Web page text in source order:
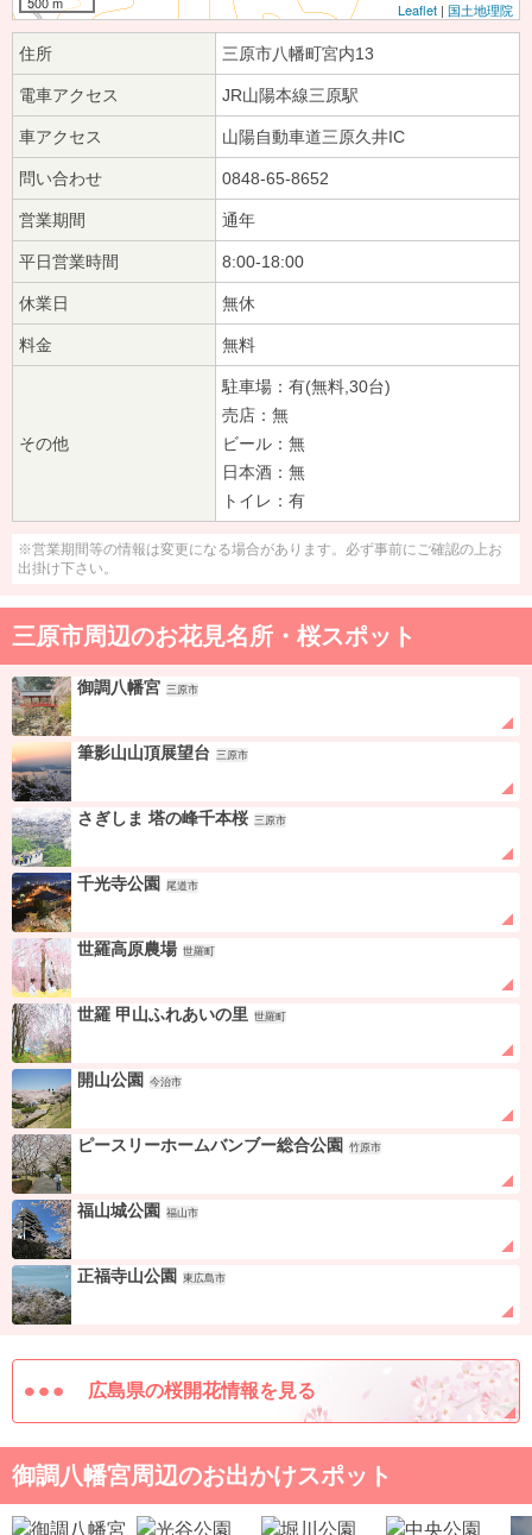
Leaflet |国土地理院
住所 三原市八幡町宮内13
電車アクセス JR山陽本線三原駅
車アクセス 山陽自動車道三原久井IC
問い合わせ 0848-65-8652
営業期間 通年
平日営業時間 8:00-18:00
休業日 無休
料金 無料
その他
駐車場：有(無料,30台)
売店：無
ビール：無
日本酒：無
トイレ：有
※営業期間等の情報は変更になる場合があります。必ず事前にご確認の上お
出掛け下さい。
三原市周辺のお花見名所・桜スポット
御調八幡宮 三原市
筆影山山頂展望台 三原市
さぎしま 塔の峰千本桜 三原市
千光寺公園 尾道市
世羅高原農場 世羅町
世羅 甲山ふれあいの里 世羅町
開山公園 今治市
ピースリーホームバンブー総合公園 竹原市
福山城公園 福山市
正福寺山公園 東広島市
広島県の桜開花情報を見る
御調八幡宮周辺のお出かけスポット